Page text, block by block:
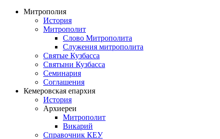
Митрополия
История
Митрополит
Слово Митрополита
Служения митрополита
Святые Кузбасса
Святыни Кузбасса
Семинария
Соглашения
Кемеровская епархия
История
Архиереи
Митрополит
Викарий
Справочник КЕУ